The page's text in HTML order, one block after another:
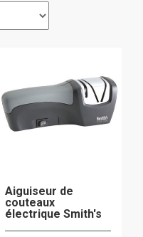
Aiguiseur de
couteaux
électrique Smith's